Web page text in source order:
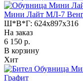
Мини Лайт МЛ-7
Ш*В*Г: 624x897x316
На заказ
6 150 р.
В корзину
Хит